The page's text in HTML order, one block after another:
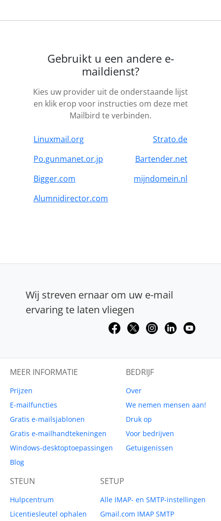
Gebruikt u een andere e-
maildienst?
Kies uw provider uit de onderstaande lijst
en klik erop voor instructies om deze met
Mailbird te verbinden.
Linuxmail.org
Strato.de
Po.gunmanet.or.jp
Bartender.net
Bigger.com
mijndomein.nl
Alumnidirector.com
Wij streven ernaar om uw e-mail
ervaring te laten vliegen
MEER INFORMATIE
Prijzen
E-mailfuncties
Gratis e-mailsjablonen
Gratis e-mailhandtekeningen
Windows-desktoptoepassingen
Blog
BEDRIJF
Over
We nemen mensen aan!
Druk op
Voor bedrijven
Getuigenissen
STEUN
Hulpcentrum
Licentiesleutel ophalen
SETUP
Alle IMAP- en SMTP-instellingen
Gmail.com IMAP SMTP